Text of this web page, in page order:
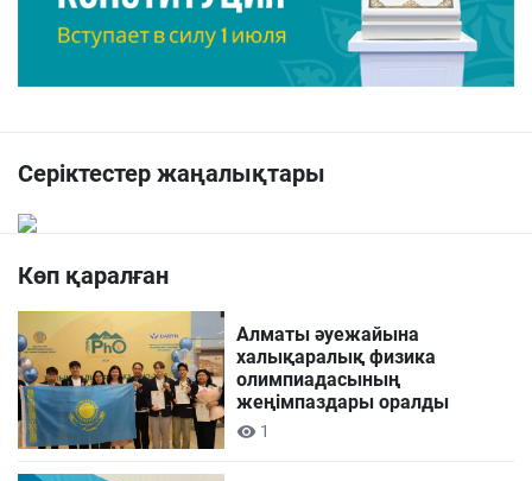
Серіктестер жаңалықтары
Көп қаралған
Алматы әуежайына
халықаралық физика
олимпиадасының
жеңімпаздары оралды
1